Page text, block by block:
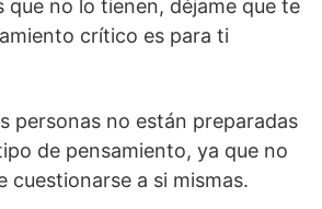
que no lo tienen, déjame que te
crítico es para ti
personas no están preparadas
de pensamiento, ya que no
cuestionarse a si mismas.